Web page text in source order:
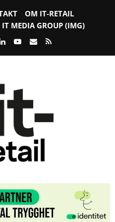
OM IT-RETAIL
IT MEDIA GROUP (IMG)